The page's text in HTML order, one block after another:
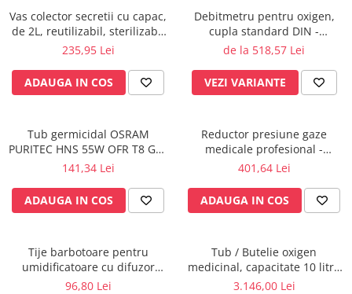
Electrochirurgie
Manere pentru electrocautere
Cabluri pentru pensele bipolare
Cabluri conectare electrozi neutri
Electrozi neutri
Radiocautere
Aspiratoare de fum
Criocautere
Consumabile medicale si Accesorii
Hartie
Accesorii pentru perfuzie
Vas colector secretii cu capac,
de 2L, reutilizabil, sterilizabil
la 121°C
235,95 Lei
ADAUGA IN COS
Debitmetru pentru oxigen,
cupla standard DIN -
MEDIMETER - GCE
de la 518,57 Lei
VEZI VARIANTE
Tub germicidal OSRAM
PURITEC HNS 55W OFR T8 G13
UVC pentru lampa bactericida
aer
141,34 Lei
ADAUGA IN COS
Reductor presiune gaze
medicale profesional -
ProControl_PC0781404
401,64 Lei
ADAUGA IN COS
Tije barbotoare pentru
umidificatoare cu difuzor
oxigen, set x 10 buc.
96,80 Lei
Tub / Butelie oxigen
medicinal, capacitate 10 litri,
cu Regulator MediVital - GCE
3.146,00 Lei